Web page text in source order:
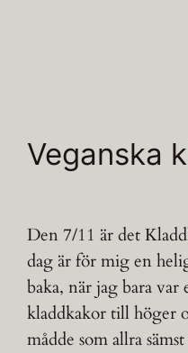
Veganska
Den 7/11 är det
dag är för mig en
baka, när jag bara
kladdkakor till höger
mådde som allra